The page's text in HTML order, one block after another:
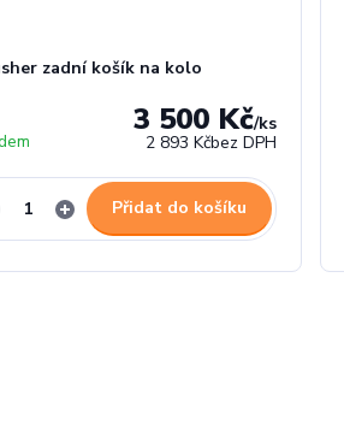
zadní košík na kolo
3 500 Kč/ks
2 893 Kčbez DPH
Přidat do košíku